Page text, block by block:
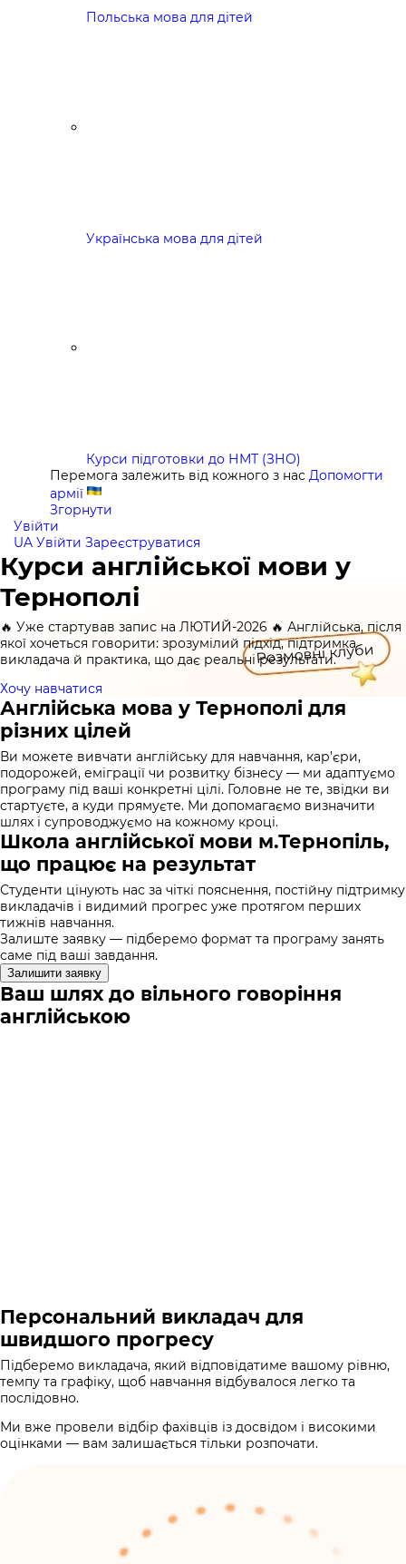
Польська мова для дітей
Українська мова для дітей
Курси підготовки до НМТ (ЗНО)
Перемога залежить від кожного з нас Допомогти
армії
Згорнути
Увійти
UA Увійти Зареєструватися
Курси англійської мови у
Тернополі
🔥 Уже стартував запис на ЛЮТИЙ-2026 🔥 Англійська, після
якої хочеться говорити: зрозумілий підхід, підтримка
викладача й практика, що дає реальні результати.
Хочу навчатися
Англійська мова у Тернополі для
різних цілей
Ви можете вивчати англійську для навчання, кар’єри,
подорожей, еміграції чи розвитку бізнесу — ми адаптуємо
програму під ваші конкретні цілі. Головне не те, звідки ви
стартуєте, а куди прямуєте. Ми допомагаємо визначити
шлях і супроводжуємо на кожному кроці.
Школа англійської мови м.Тернопіль,
що працює на результат
Студенти цінують нас за чіткі пояснення, постійну підтримку
викладачів і видимий прогрес уже протягом перших
тижнів навчання.
Залиште заявку — підберемо формат та програму занять
саме під ваші завдання.
Залишити заявку
Ваш шлях до вільного говоріння
англійською
Персональний викладач для
швидшого прогресу
Підберемо викладача, який відповідатиме вашому рівню,
темпу та графіку, щоб навчання відбувалося легко та
послідовно.
Ми вже провели відбір фахівців із досвідом і високими
оцінками — вам залишається тільки розпочати.